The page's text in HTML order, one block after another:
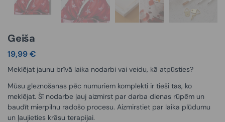
Geiša
19,99€
Meklējat jaunu brīvā laika nodarbi vai veidu, kā atpūsties?
Mūsu gleznošanas pēc numuriem komplekti ir tieši tas, ko
meklējat. Šī nodarbe ļauj aizmirst par darba dienas rūpēm un
baudīt mierpilnu radošo procesu. Aizmirstiet par laika plūdumu
un ļaujieties krāsu terapijai.